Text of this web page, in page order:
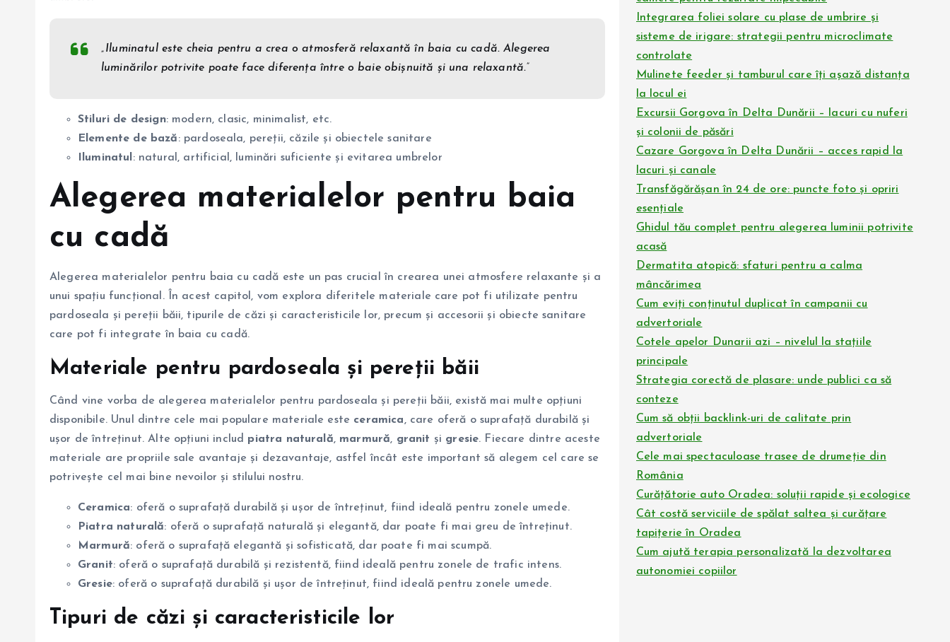
„Iluminatul este cheia pentru a crea o atmosferă relaxantă în baia cu cadă. Alegerea
luminărilor potrivite poate face diferența între o baie obișnuită și una relaxantă.”
Stiluri de design: modern, clasic, minimalist, etc.
Elemente de bază: pardoseala, pereții, căzile și obiectele sanitare
Iluminatul : natural, artificial, luminări suficiente și evitarea umbrelor
Alegerea materialelor pentru baia
cu cadă
Alegerea materialelor pentru baia cu cadă este un pas crucial în crearea unei atmosfere relaxante și a
unui spațiu funcțional. În acest capitol, vom explora diferitele materiale care pot fi utilizate pentru
pardoseala și pereții băii, tipurile de căzi și caracteristicile lor, precum și accesorii și obiecte sanitare
care pot fi integrate în baia cu cadă.
Materiale pentru pardoseala și pereții băii
Când vine vorba de alegerea materialelor pentru pardoseala și pereții băii, există mai multe opțiuni
disponibile. Unul dintre cele mai populare materiale este ceramica, care oferă o suprafață durabilă și
ușor de întreținut. Alte opțiuni includ piatra naturală, marmură, granit și gresie. Fiecare dintre aceste
materiale are propriile sale avantaje și dezavantaje, astfel încât este important să alegem cel care se
potrivește cel mai bine nevoilor și stilului nostru.
Ceramica: oferă o suprafață durabilă și ușor de întreținut, fiind ideală pentru zonele umede.
Piatra naturală: oferă o suprafață naturală și elegantă, dar poate fi mai greu de întreținut.
Marmură: oferă o suprafață elegantă și sofisticată, dar poate fi mai scumpă.
Granit: oferă o suprafață durabilă și rezistentă, fiind ideală pentru zonele de trafic intens.
Gresie: oferă o suprafață durabilă și ușor de întreținut, fiind ideală pentru zonele umede.
Tipuri de căzi și caracteristicile lor
Integrarea foliei solare cu plase de umbrire și
sisteme de irigare: strategii pentru microclimate
controlate
Mulinete feeder și tamburul care îți așază distanța
la locul ei
Excursii Gorgova în Delta Dunării – lacuri cu nuferi
și colonii de păsări
Cazare Gorgova în Delta Dunării – acces rapid la
lacuri și canale
Transfăgărășan în 24 de ore: puncte foto și opriri
esențiale
Ghidul tău complet pentru alegerea luminii potrivite
acasă
Dermatita atopică: sfaturi pentru a calma
mâncărimea
Cum eviți conținutul duplicat în campanii cu
advertoriale
Cotele apelor Dunarii azi – nivelul la stațiile
principale
Strategia corectă de plasare: unde publici ca să
conteze
Cum să obții backlink-uri de calitate prin
advertoriale
Cele mai spectaculoase trasee de drumeție din
România
Curățătorie auto Oradea: soluții rapide și ecologice
Cât costă serviciile de spălat saltea și curățare
tapițerie în Oradea
Cum ajută terapia personalizată la dezvoltarea
autonomiei copiilor